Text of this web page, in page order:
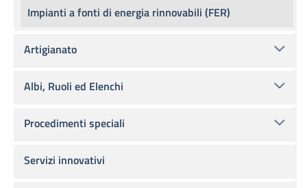
Impianti a fonti di energia rinnovabili (FER)
Artigianato
Albi, Ruoli ed Elenchi
Procedimenti speciali
Servizi innovativi